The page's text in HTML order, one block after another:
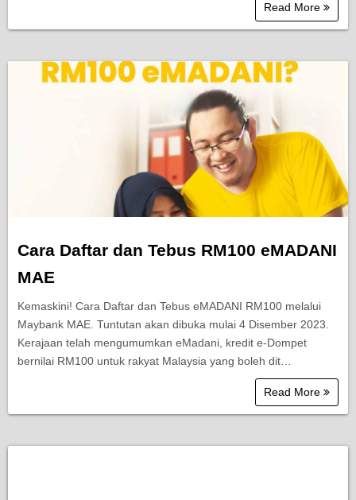
Read More
Cara Daftar dan Tebus RM100 eMADANI
MAE
Kemaskini! Cara Daftar dan Tebus eMADANI RM100 melalui
Maybank MAE. Tuntutan akan dibuka mulai 4 Disember 2023.
Kerajaan telah mengumumkan eMadani, kredit e-Dompet
bernilai RM100 untuk rakyat Malaysia yang boleh dit…
Read More